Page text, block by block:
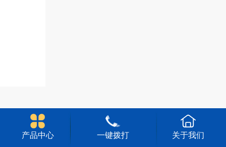
产品中心 一键拨打 关于我们